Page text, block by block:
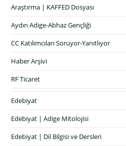
Araştırma | KAFFED Dosyası
Aydın Adige-Abhaz Gençliği
CC Katılımcıları Soruyor-Yanıtlıyor
Haber Arşivi
RF Ticaret
Edebiyat
Edebiyat | Adige Mitolojisi
Edebiyat | Dil Bilgisi ve Dersleri